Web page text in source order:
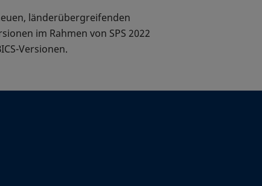
länderübergreifenden
im Rahmen von SPS 2022
Versionen.